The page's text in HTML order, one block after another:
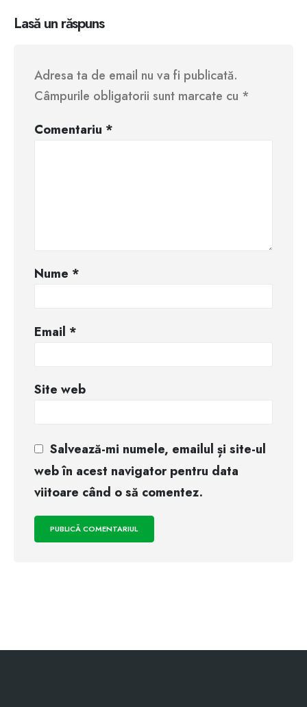
Lasă un răspuns
Adresa ta de email nu va fi publicată.
Câmpurile obligatorii sunt marcate cu *
Comentariu *
Nume *
Email *
Site web
Salvează-mi numele, emailul și site-ul
web în acest navigator pentru data
viitoare când o să comentez.